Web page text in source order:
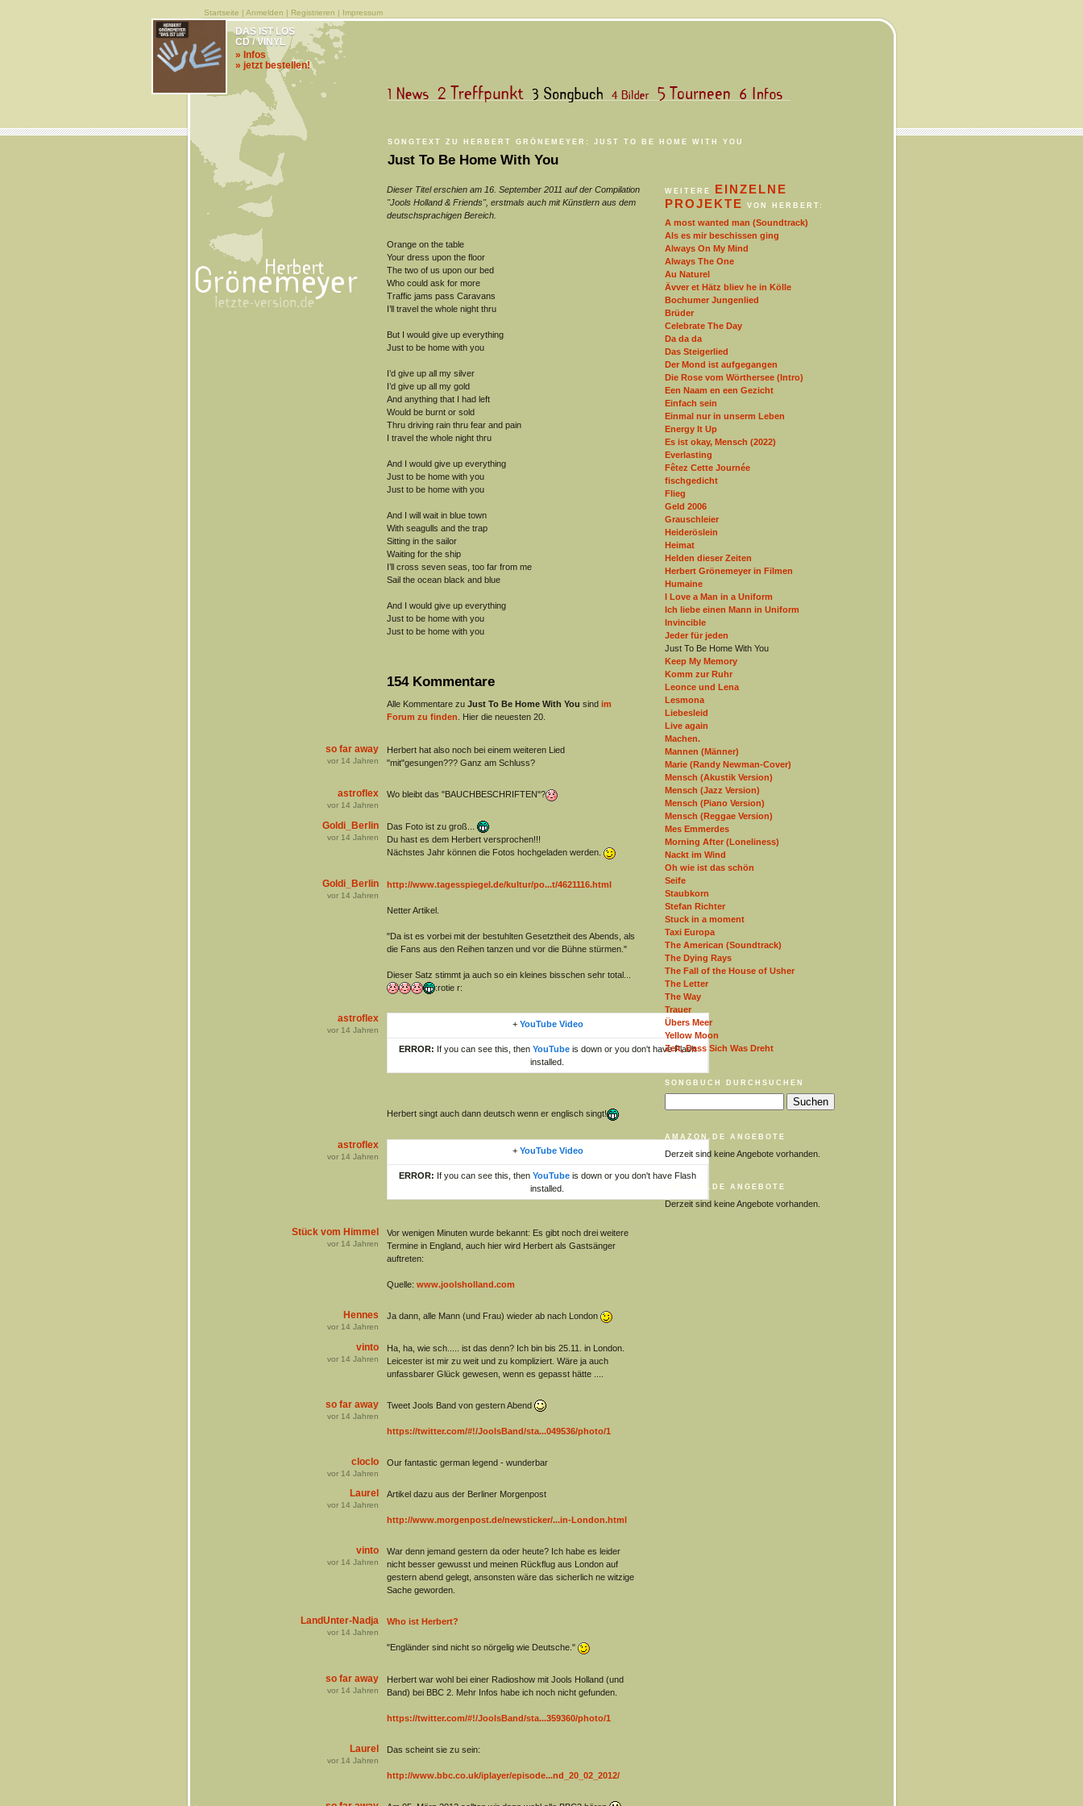
Startseite | Anmelden | Registrieren | Impressum
SONGTEXT ZU HERBERT GRÖNEMEYER: JUST TO BE HOME WITH YOU
Just To Be Home With You
DAS IST LOS
CD / VINYL
» Infos
» jetzt bestellen!
Dieser Titel erschien am 16. September 2011 auf der Compilation
"Jools Holland & Friends", erstmals auch mit Künstlern aus dem
deutschsprachigen Bereich.
Orange on the table
Your dress upon the floor
The two of us upon our bed
Who could ask for more
Traffic jams pass Caravans
I’ll travel the whole night thru
But I would give up everything
Just to be home with you
I’d give up all my silver
I’d give up all my gold
And anything that I had left
Would be burnt or sold
Thru driving rain thru fear and pain
I travel the whole night thru
And I would give up everything
Just to be home with you
Just to be home with you
And I will wait in blue town
With seagulls and the trap
Sitting in the sailor
Waiting for the ship
I’ll cross seven seas, too far from me
Sail the ocean black and blue
And I would give up everything
Just to be home with you
Just to be home with you
154 Kommentare
Alle Kommentare zu Just To Be Home With You sind im
Forum zu finden . Hier die neuesten 20.
so far away
vor 14 Jahren
Herbert hat also noch bei einem weiteren Lied
"mit"gesungen??? Ganz am Schluss?
astroflex
vor 14 Jahren
Wo bleibt das "BAUCHBESCHRIFTEN"?
Goldi_Berlin
vor 14 Jahren
Das Foto ist zu groß...
Du hast es dem Herbert versprochen!!!
Nächstes Jahr können die Fotos hochgeladen werden.
Goldi_Berlin
vor 14 Jahren
http://www.tagesspiegel.de/kultur/po...t/4621116.html
Netter Artikel.
"Da ist es vorbei mit der bestuhlten Gesetztheit des Abends, als
die Fans aus den Reihen tanzen und vor die Bühne stürmen."
Dieser Satz stimmt ja auch so ein kleines bisschen sehr total...
:rotie r:
astroflex
vor 14 Jahren
+ YouTube Video
ERROR: If you can see this, then YouTubeis down or you don't have Flash
installed.
Herbert singt auch dann deutsch wenn er englisch singt!
astroflex
vor 14 Jahren
+ YouTube Video
ERROR: If you can see this, then YouTubeis down or you don't have Flash
installed.
Stück vom Himmel
vor 14 Jahren
Vor wenigen Minuten wurde bekannt: Es gibt noch drei weitere
Termine in England, auch hier wird Herbert als Gastsänger
auftreten:
Quelle: www.joolsholland.com
Hennes
vor 14 Jahren
Ja dann, alle Mann (und Frau) wieder ab nach London
vinto
vor 14 Jahren
Ha, ha, wie sch..... ist das denn? Ich bin bis 25.11. in London.
Leicester ist mir zu weit und zu kompliziert. Wäre ja auch
unfassbarer Glück gewesen, wenn es gepasst hätte ....
so far away
vor 14 Jahren
Tweet Jools Band von gestern Abend
https://twitter.com/#!/JoolsBand/sta...049536/photo/1
cloclo
vor 14 Jahren
Our fantastic german legend - wunderbar
Laurel
vor 14 Jahren
Artikel dazu aus der Berliner Morgenpost
http://www.morgenpost.de/newsticker/...in-London.html
vinto
vor 14 Jahren
War denn jemand gestern da oder heute? Ich habe es leider
nicht besser gewusst und meinen Rückflug aus London auf
gestern abend gelegt, ansonsten wäre das sicherlich ne witzige
Sache geworden.
LandUnter-Nadja
vor 14 Jahren
Who ist Herbert?
"Engländer sind nicht so nörgelig wie Deutsche."
so far away
vor 14 Jahren
Herbert war wohl bei einer Radioshow mit Jools Holland (und
Band) bei BBC 2. Mehr Infos habe ich noch nicht gefunden.
https://twitter.com/#!/JoolsBand/sta...359360/photo/1
Laurel
vor 14 Jahren
Das scheint sie zu sein:
http://www.bbc.co.uk/iplayer/episode...nd_20_02_2012/
WEITERE
EINZELNE
PROJEKTE
VON HERBERT:
A most wanted man (Soundtrack)
Als es mir beschissen ging
Always On My Mind
Always The One
Au Naturel
Ävver et Hätz bliev he in Kölle
Bochumer Jungenlied
Brüder
Celebrate The Day
Da da da
Das Steigerlied
Der Mond ist aufgegangen
Die Rose vom Wörthersee (Intro)
Een Naam en een Gezicht
Einfach sein
Einmal nur in unserm Leben
Energy It Up
Es ist okay, Mensch (2022)
Everlasting
Fêtez Cette Journée
fischgedicht
Flieg
Geld 2006
Grauschleier
Heideröslein
Heimat
Helden dieser Zeiten
Herbert Grönemeyer in Filmen
Humaine
I Love a Man in a Uniform
Ich liebe einen Mann in Uniform
Invincible
Jeder für jeden
Just To Be Home With You
Keep My Memory
Komm zur Ruhr
Leonce und Lena
Lesmona
Liebesleid
Live again
Machen.
Mannen (Männer)
Marie (Randy Newman-Cover)
Mensch (Akustik Version)
Mensch (Jazz Version)
Mensch (Piano Version)
Mensch (Reggae Version)
Mes Emmerdes
Morning After (Loneliness)
Nackt im Wind
Oh wie ist das schön
Seife
Staubkorn
Stefan Richter
Stuck in a moment
Taxi Europa
The American (Soundtrack)
The Dying Rays
The Fall of the House of Usher
The Letter
The Way
Trauer
Übers Meer
Yellow Moon
Zeit, Dass Sich Was Dreht
SONGBUCH DURCHSUCHEN
AMAZON.DE ANGEBOTE
Derzeit sind keine Angebote vorhanden.
AMAZON.DE ANGEBOTE
Derzeit sind keine Angebote vorhanden.